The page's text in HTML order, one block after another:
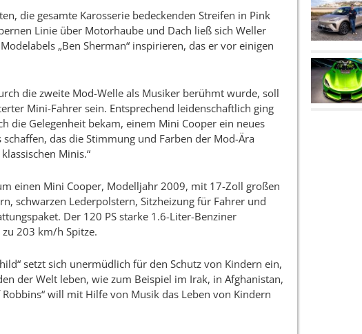
die gesamte Karosserie bedeckenden Streifen in Pink
Linie über Motorhaube und Dach ließ sich Weller
„Ben Sherman“ inspirieren, das er vor einigen
die zweite Mod-Welle als Musiker berühmt wurde, soll
Mini-Fahrer sein. Entsprechend leidenschaftlich ging
die Gelegenheit bekam, einem Mini Cooper ein neues
das die Stimmung und Farben der Mod-Ära
Minis.“
einen Mini Cooper, Modelljahr 2009, mit 17-Zoll großen
schwarzen Lederpolstern, Sitzheizung für Fahrer und
Der 120 PS starke 1.6-Liter-Benziner
203 km/h Spitze.
setzt sich unermüdlich für den Schutz von Kindern ein,
der Welt leben, wie zum Beispiel im Irak, in Afghanistan,
will mit Hilfe von Musik das Leben von Kindern